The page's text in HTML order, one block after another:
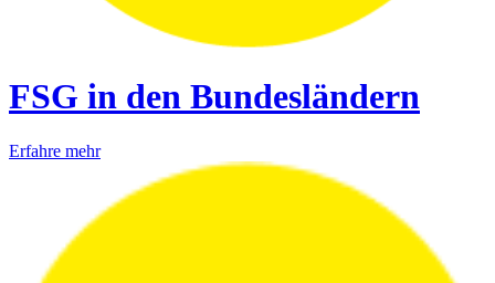
FSG in den Bundesländern
Erfahre mehr